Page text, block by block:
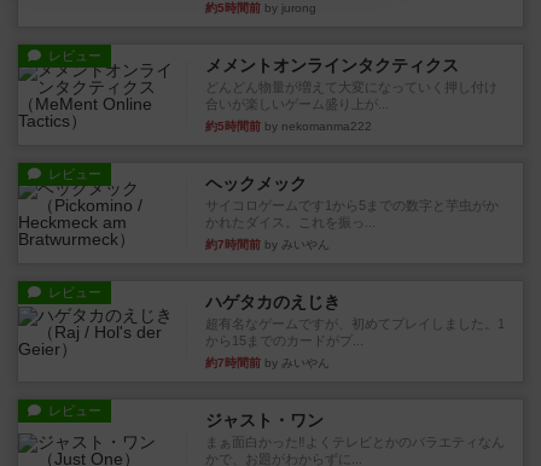
約5時間前 by jurong
レビュー メメントオンラインタクティクス
どんどん物量が増えて大変になっていく押し付け
合いが楽しいゲーム盛り上が...
約5時間前 by nekomanma222
レビュー ヘックメック
サイコロゲームです1から5までの数字と芋虫がか
かれたダイス。これを振っ...
約7時間前 by みいやん
レビュー ハゲタカのえじき
超有名なゲームですが、初めてプレイしました。1
から15までのカードがプ...
約7時間前 by みいやん
レビュー ジャスト・ワン
まぁ面白かった‼️よくテレビとかのバラエティなん
かで、お題がわからずに...